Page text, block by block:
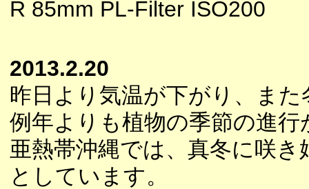
R 85mm PL-Filter ISO200
2013.2.20
昨日より気温が下がり、ま
例年よりも植物の季節の進
亜熱帯沖縄では、真冬に咲
としています。